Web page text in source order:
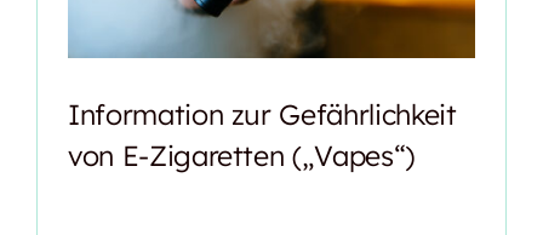
Information zur Gefährlichkeit
von E-Zigaretten („Vapes“)